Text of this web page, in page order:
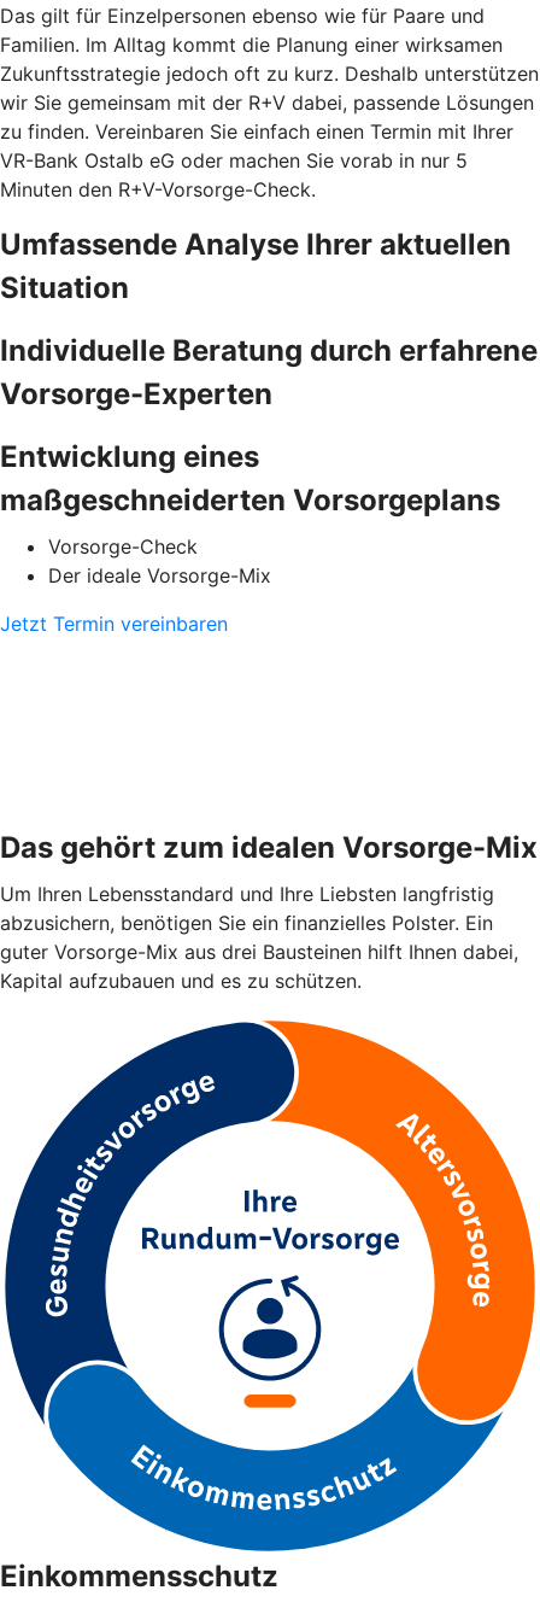
Das gilt für Einzelpersonen ebenso wie für Paare und
Familien. Im Alltag kommt die Planung einer wirksamen
Zukunftsstrategie jedoch oft zu kurz. Deshalb unterstützen
wir Sie gemeinsam mit der R+V dabei, passende Lösungen
zu finden. Vereinbaren Sie einfach einen Termin mit Ihrer
VR-Bank Ostalb eG oder machen Sie vorab in nur 5
Minuten den R+V-Vorsorge-Check.
Umfassende Analyse Ihrer aktuellen
Situation
Individuelle Beratung durch erfahrene
Vorsorge-Experten
Entwicklung eines
maßgeschneiderten Vorsorgeplans
Vorsorge-Check
Der ideale Vorsorge-Mix
Jetzt Termin vereinbaren
Das gehört zum idealen Vorsorge-Mix
Um Ihren Lebensstandard und Ihre Liebsten langfristig
abzusichern, benötigen Sie ein finanzielles Polster. Ein
guter Vorsorge-Mix aus drei Bausteinen hilft Ihnen dabei,
Kapital aufzubauen und es zu schützen.
Einkommensschutz